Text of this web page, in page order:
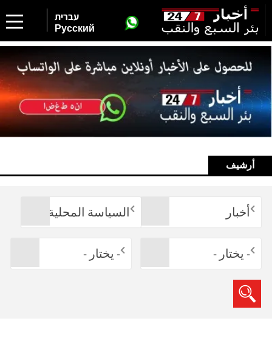
עברית
Русский
أرشيف
أخبار السياسة المحلية
- يختار - - يختار -